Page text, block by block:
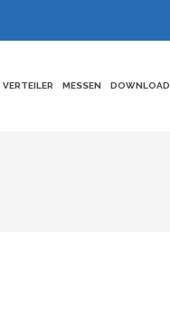
VERTEILER MESSEN DOWNLOAD